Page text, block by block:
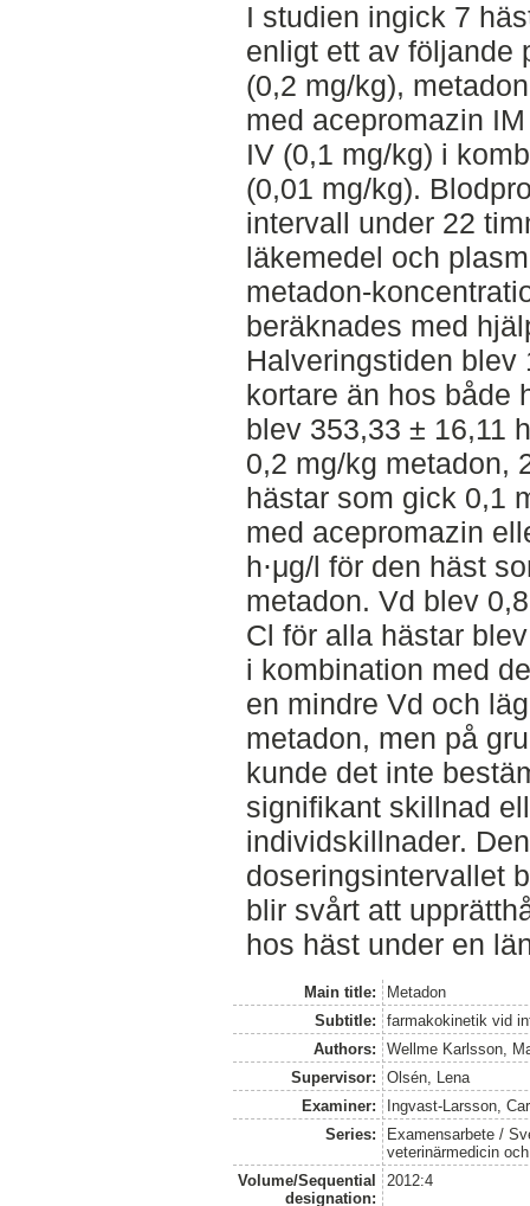
I studien ingick 7
enligt ett av följande
(0,2 mg/kg),
med acepromazin
IV (0,1 mg/kg) i
(0,01 mg/kg).
intervall under 22
läkemedel och
metadon-
beräknades med
Halveringstiden blev
kortare än hos både
blev 353,33 ± 16,11
0,2 mg/kg metadon,
hästar som gick 0,1
med acepromazin
h⋅μg/l för den häst
metadon. Vd blev
Cl för alla hästar
i kombination med
en mindre Vd och
metadon, men på
kunde det inte
signifikant skillnad
individskillnader.
doseringsintervallet
blir svårt att
hos häst under en
Main title:
Metadon
Subtitle:
farmakokinetik vid
Authors:
Wellme Karlsson,
Supervisor:
Olsén, Lena
Examiner:
Ingvast-Larsson,
Series:
Examensarbete /
veterinärmedicin
Volume/Sequential
designation:
2012:4